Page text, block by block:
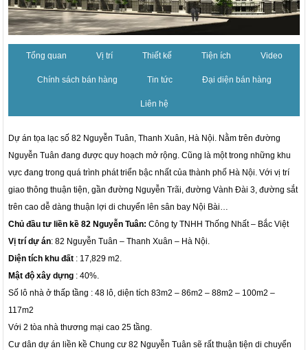
Tổng quan Vị trí Thiết kế Tiện ích Video
Chính sách bán hàng Tin tức Đại diện bán hàng
Liên hệ
Dự án tọa lạc số 82 Nguyễn Tuân, Thanh Xuân, Hà Nội. Nằm trên đường
Nguyễn Tuân đang được quy hoạch mở rộng. Cũng là một trong những khu
vực đang trong quá trình phát triển bậc nhất của thành phố Hà Nội. Với vị trí
giao thông thuận tiện, gần đường Nguyễn Trãi, đường Vành Đài 3, đường sắt
trên cao dễ dàng thuận lợi di chuyển lên sân bay Nội Bài…
Chủ đầu tư liền kề 82 Nguyễn Tuân:Công ty TNHH Thống Nhất – Bắc Việt
Vị trí dự án: 82 Nguyễn Tuân – Thanh Xuân – Hà Nội.
Diện tích khu đất : 17,829 m2.
Mật độ xây dựng : 40%.
Số lô nhà ở thấp tầng : 48 lô, diện tích 83m2 – 86m2 – 88m2 – 100m2 –
117m2
Với 2 tòa nhà thương mại cao 25 tầng.
Cư dân dự án liền kề Chung cư 82 Nguyễn Tuân sẽ rất thuận tiện di chuyển